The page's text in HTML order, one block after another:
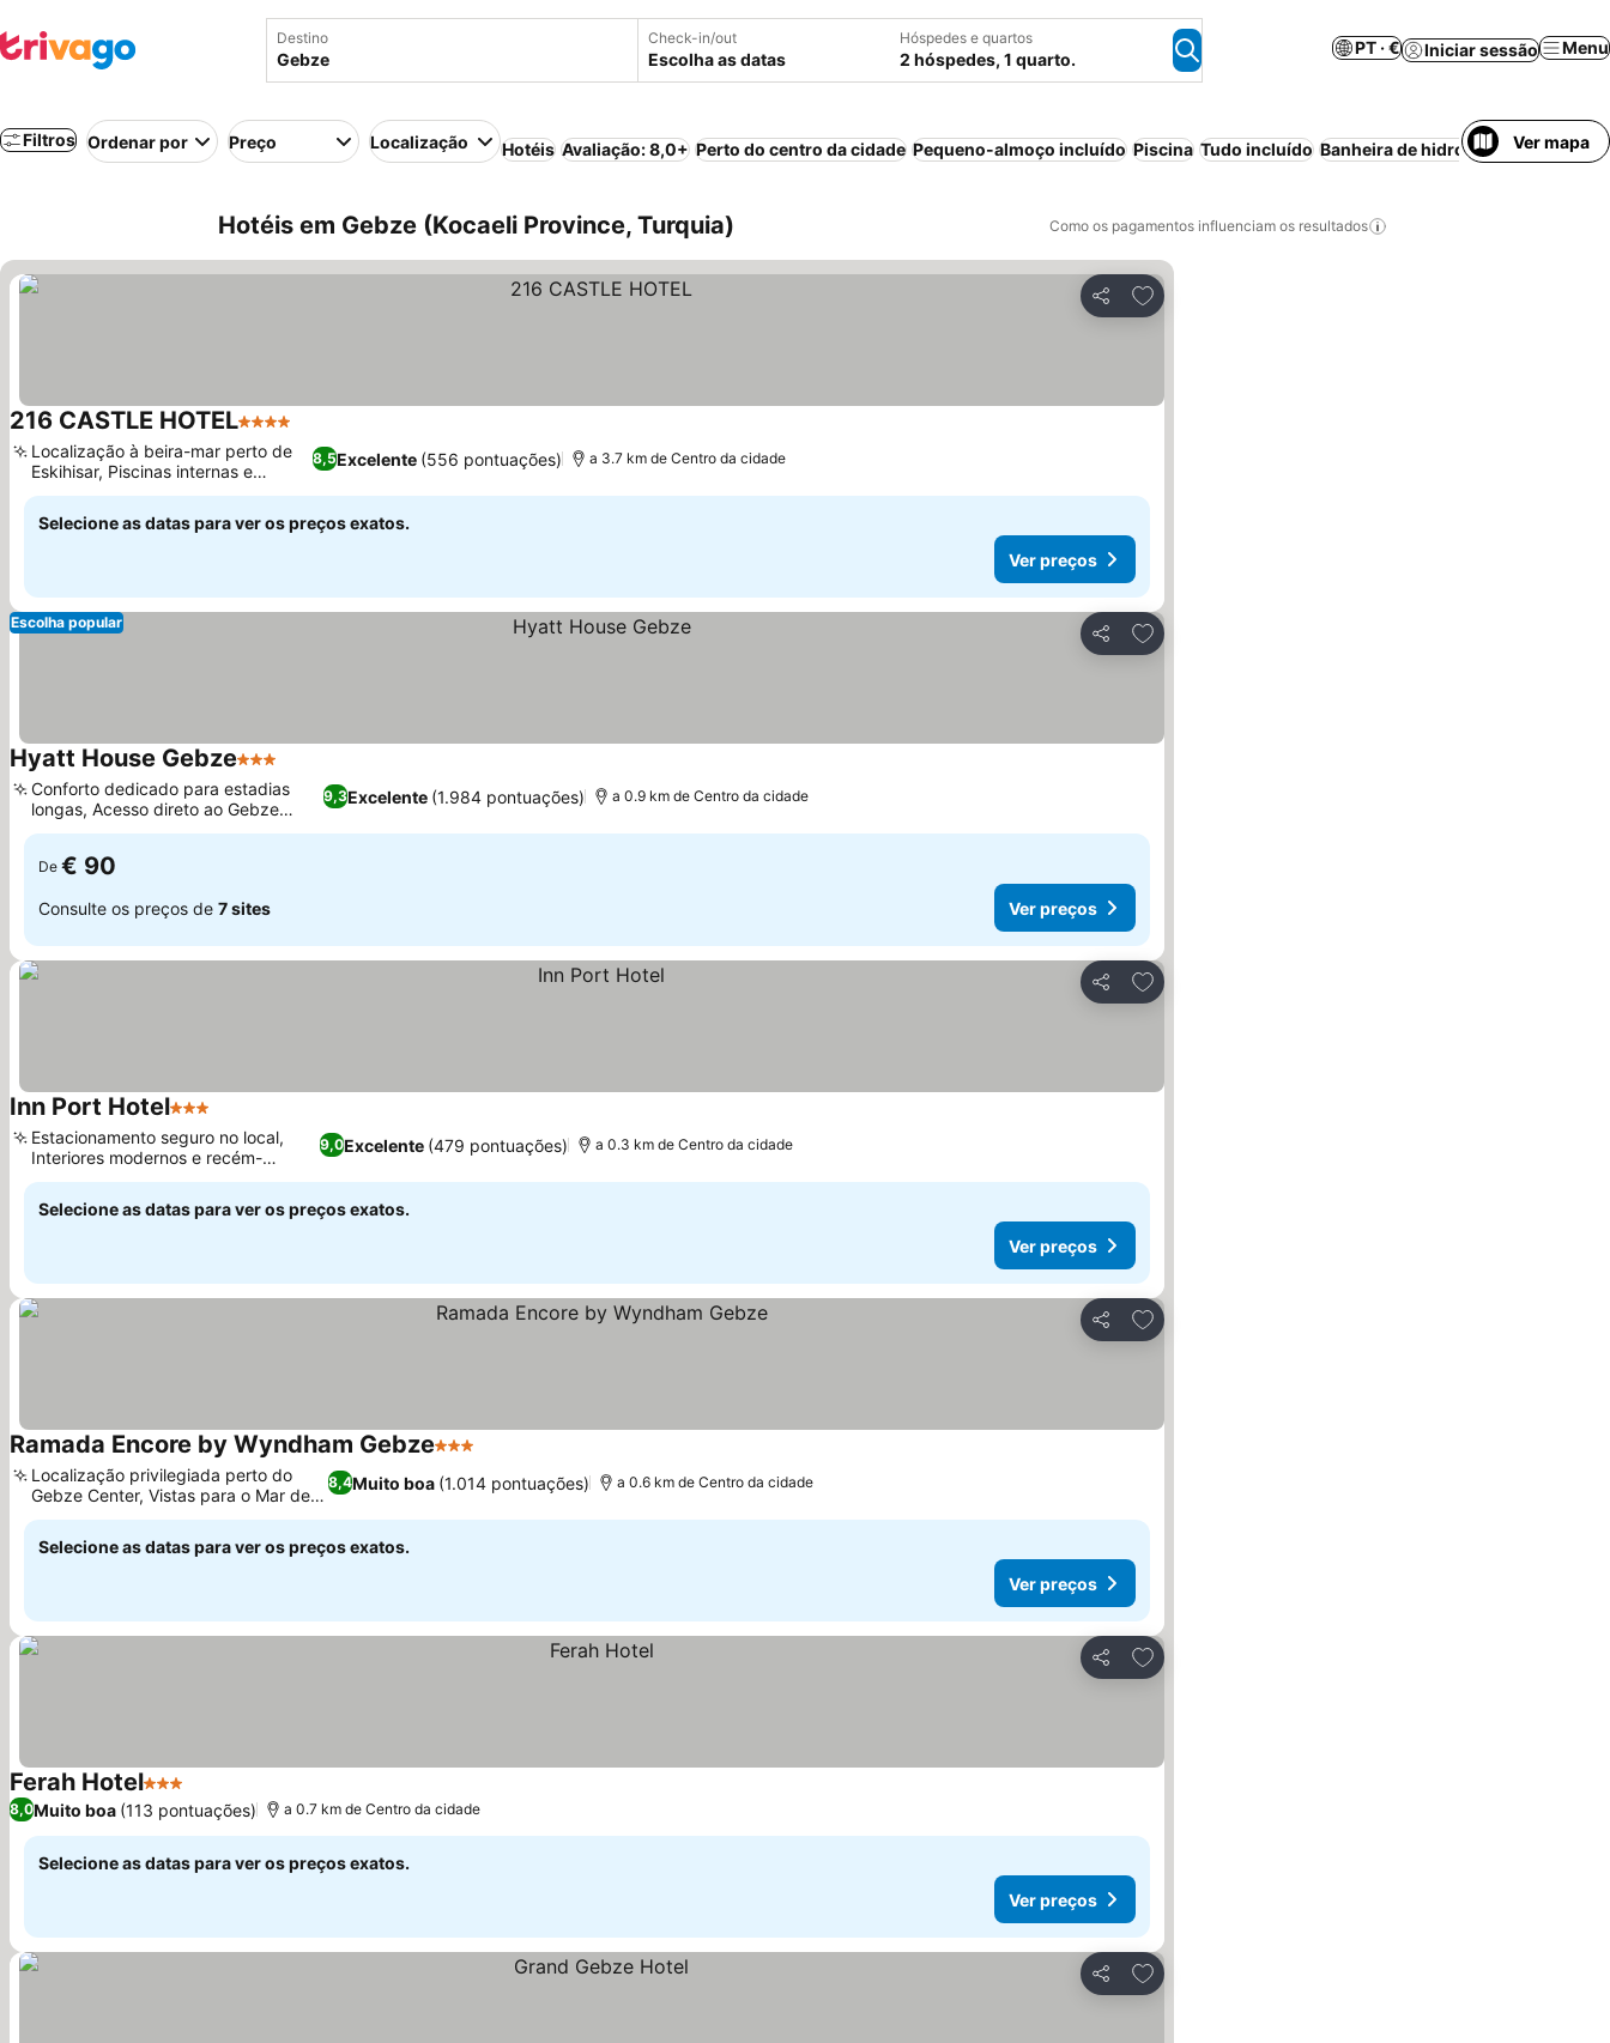
Destino Check-in/out
Escolha as datas
Hóspedes e quartos
2 hóspedes, 1 quarto.
PT · € Iniciar sessão Menu
Filtros Ordenar por Preço Localização Hotéis Avaliação: 8,0+ Perto do centro da cidade Pequeno-almoço incluído Piscina Tudo incluído Banheira de hidromassagem Praia
Ver mapa
Hotéis em Gebze (Kocaeli Province, Turquia) Como os pagamentos influenciam os resultados
Partilhar
Adicionar aos favoritos
216 CASTLE HOTEL4 Estrelas
8,5Excelente (556 pontuações)
Localização à beira-mar perto de
Eskihisar, Piscinas internas e
externas
a 3.7 km de Centro da cidade
Selecione as datas para ver os preços exatos.
Ver preços
Partilhar
Adicionar aos favoritos
Escolha popular
Hyatt House Gebze3 Estrelas
9,3Excelente (1.984 pontuações)
Conforto dedicado para estadias
longas, Acesso direto ao Gebze
Center Mall
a 0.9 km de Centro da cidade
De € 90
Consulte os preços de 7 sites Ver preços
Partilhar
Adicionar aos favoritos
Inn Port Hotel3 Estrelas
9,0Excelente (479 pontuações)
Estacionamento seguro no local,
Interiores modernos e recém-
reformados
a 0.3 km de Centro da cidade
Selecione as datas para ver os preços exatos.
Ver preços
Partilhar
Adicionar aos favoritos
Ramada Encore by Wyndham Gebze3 Estrelas
8,4Muito boa (1.014 pontuações)
Localização privilegiada perto do
Gebze Center, Vistas para o Mar de
Mármara
a 0.6 km de Centro da cidade
Selecione as datas para ver os preços exatos.
Ver preços
Partilhar
Adicionar aos favoritos
Ferah Hotel3 EstrelasVer preços
8,0Muito boa (113 pontuações) a 0.7 km de Centro da cidade
Selecione as datas para ver os preços exatos.
Ver preços
Partilhar
Adicionar aos favoritos